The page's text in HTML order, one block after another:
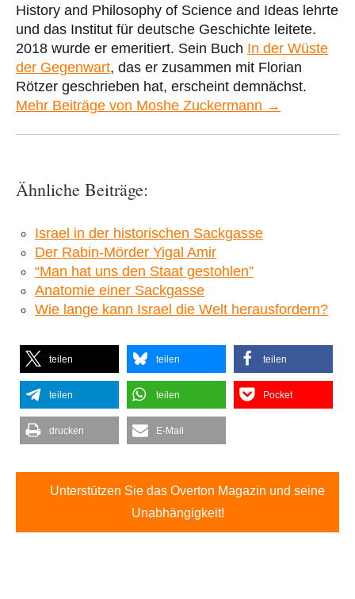
History and Philosophy of Science and Ideas lehrte
und das Institut für deutsche Geschichte leitete.
2018 wurde er emeritiert. Sein Buch In der Wüste
der Gegenwart, das er zusammen mit Florian
Rötzer geschrieben hat, erscheint demnächst.
Mehr Beiträge von Moshe Zuckermann →
Ähnliche Beiträge:
Israel in der historischen Sackgasse
Der Rabin-Mörder Yigal Amir
“Man hat uns den Staat gestohlen”
Anatomie einer Sackgasse
Wie lange kann Israel die Welt herausfordern?
teilen teilen teilen
teilen teilen Pocket
drucken E-Mail
Unterstützen Sie das Overton Magazin und seine
Unabhängigkeit!